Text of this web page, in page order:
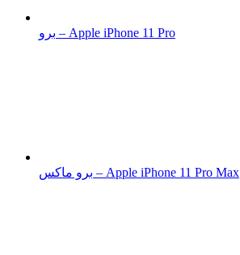
برو – Apple iPhone 11 Pro
برو ماكس – Apple iPhone 11 Pro Max